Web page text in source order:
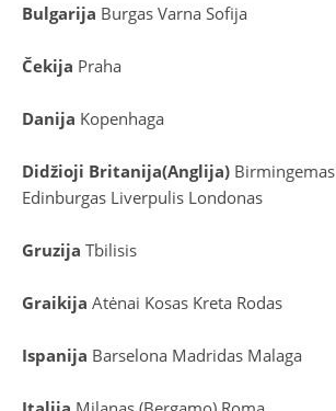
Bulgarija Burgas Varna Sofija
Čekija Praha
Danija Kopenhaga
Didžioji Britanija(Anglija) Birmingemas
Edinburgas Liverpulis Londonas
Gruzija Tbilisis
Graikija Atėnai Kosas Kreta Rodas
Ispanija Barselona Madridas Malaga